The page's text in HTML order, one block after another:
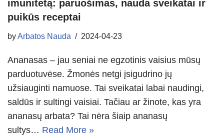
imunitetą: paruošimas, nauda sveikatai ir
puikūs receptai
byArbatos Nauda 2024-04-23
Ananasas – jau seniai ne egzotinis vaisius mūsų
parduotuvėse. Žmonės netgi įsigudrino jų
užsiauginti namuose. Tai sveikatai labai naudingi,
saldūs ir sultingi vaisiai. Tačiau ar žinote, kas yra
ananasų arbata? Tai nėra šiaip ananasų
sultys… Read More »